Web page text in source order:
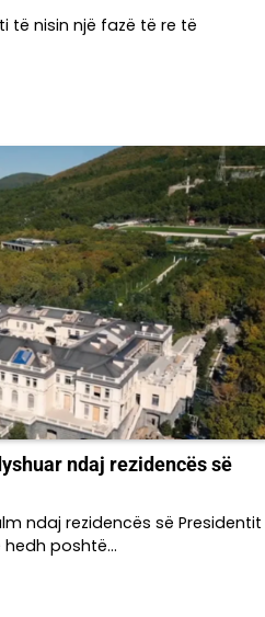
të nisin një fazë të re të
ndaj rezidencës së
ndaj rezidencës së Presidentit
hedh poshtë…